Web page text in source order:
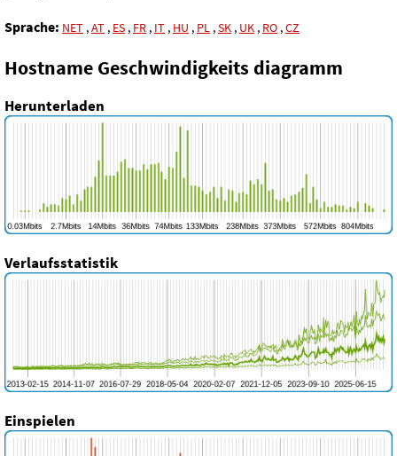
Sprache: NET ,AT , ES , FR , IT , HU , PL ,SK , UK , RO ,CZ
Hostname Geschwindigkeits diagramm
Herunterladen
Verlaufsstatistik
Einspielen